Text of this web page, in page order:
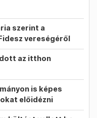
szerint a
vereségéről
az itthon
is képes
előidézni